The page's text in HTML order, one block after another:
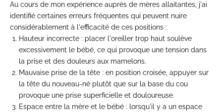
Au cours de mon expérience auprès de mères allaitantes, j'ai
identifié certaines erreurs fréquentes qui peuvent nuire
considérablement à l'efficacité de ces positions :
Hauteur incorrecte : placer l'oreiller trop haut soulève
excessivement le bébé, ce qui provoque une tension dans
la prise et des douleurs aux mamelons.
Mauvaise prise de la tête : en position croisée, appuyer sur
la tête du nouveau-né plutôt que sur la base du cou
provoque une prise superficielle et douloureuse.
Espace entre la mère et le bébé : lorsqu'il y a un espace